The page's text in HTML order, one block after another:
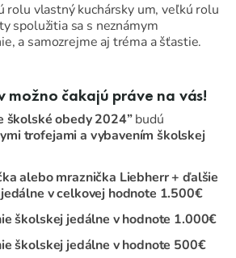
rolu vlastný kuchársky um, veľkú rolu
spolužitia sa s neznámym
a samozrejme aj tréma a šťastie.
možno čakajú práve na vás!
školské obedy 2024”budú
trofejami a vybavením školskej
alebo mraznička Liebherr + ďalšie
v celkovej hodnote 1.500€
školskej jedálne v hodnote 1.000€
školskej jedálne v hodnote 500€